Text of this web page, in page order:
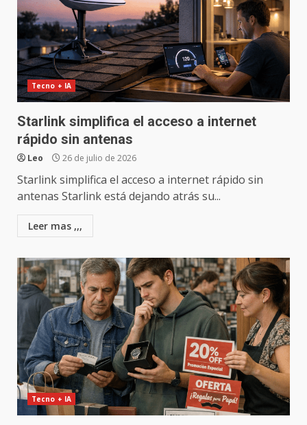
Tecno + IA
Starlink simplifica el acceso a internet
rápido sin antenas
Leo 26 de julio de 2026
Starlink simplifica el acceso a internet rápido sin
antenas Starlink está dejando atrás su...
Leer mas ,,,
Tecno + IA